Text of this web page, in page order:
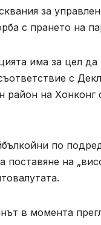
за
с прането на
има за цел да
с
район на Хонконг
по
на
в момента